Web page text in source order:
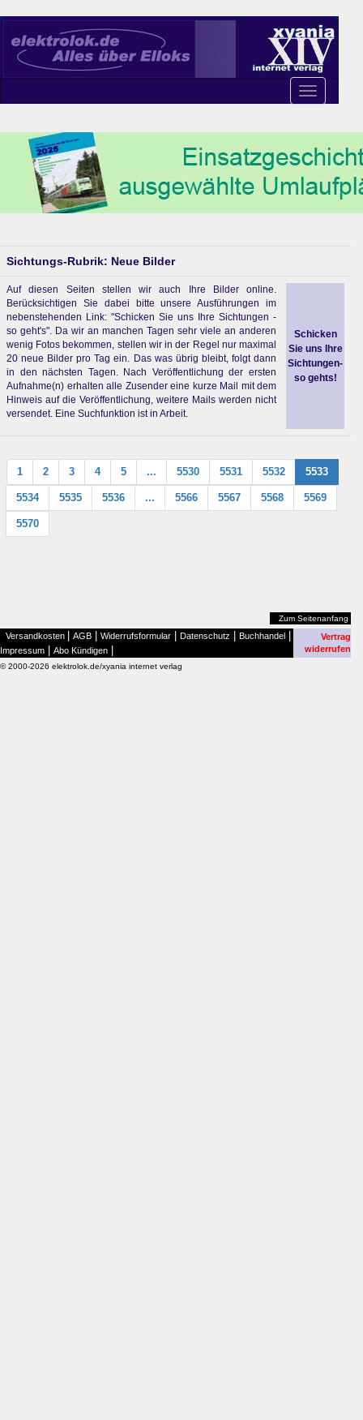
Toggle
navigation
Sichtungs-Rubrik: Neue Bilder
Auf diesen Seiten stellen wir auch Ihre Bilder online.
Berücksichtigen Sie dabei bitte unsere Ausführungen im
nebenstehenden Link: "Schicken Sie uns Ihre Sichtungen -
so geht's". Da wir an manchen Tagen sehr viele an anderen
wenig Fotos bekommen, stellen wir in der Regel nur maximal
20 neue Bilder pro Tag ein. Das was übrig bleibt, folgt dann
in den nächsten Tagen. Nach Veröffentlichung der ersten
Aufnahme(n) erhalten alle Zusender eine kurze Mail mit dem
Hinweis auf die Veröffentlichung, weitere Mails werden nicht
versendet. Eine Suchfunktion ist in Arbeit.
Schicken
Sie uns Ihre
Sichtungen-
so gehts!
1 2 3 4 5 ... 5530 5531 5532 5533
5534 5535 5536 ... 5566 5567 5568 5569
5570
Zum Seitenanfang
Versandkosten AGB Widerrufsformular Datenschutz Buchhandel
Impressum Abo Kündigen
Vertrag
widerrufen
© 2000-2026 elektrolok.de/xyania internet verlag